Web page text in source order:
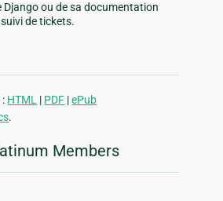
Django ou de sa documentation
de tickets.
HTML | PDF |ePub
.
Members